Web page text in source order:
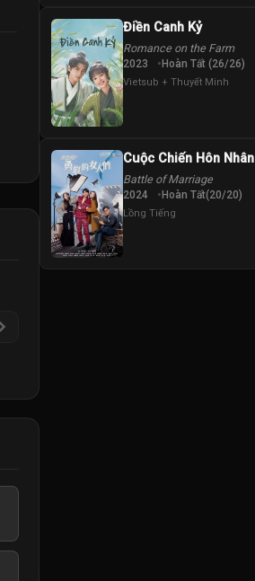
Điền Canh Kỷ
Romance on the Farm
2023 Hoàn Tất (26/26)
Vietsub + Thuyết Minh
Cuộc Chiến Hôn Nhân
Battle of Marriage
2024 Hoàn Tất(20/20)
Lồng Tiếng